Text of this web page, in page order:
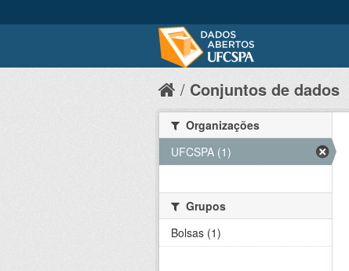
Conjuntos de dados
Organizações
UFCSPA (1)
Grupos
Bolsas (1)